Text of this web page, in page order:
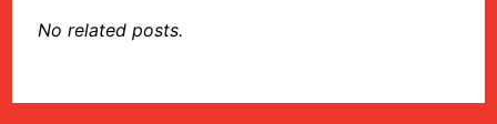
No related posts.